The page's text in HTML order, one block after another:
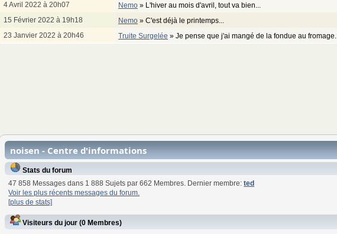
4 Avril 2022 à 20h07
Nemo » L'hiver au mois d'avril, tout va bien...
15 Février 2022 à 19h18
Nemo » C'est déjà le printemps...
23 Janvier 2022 à 20h46
Truite Surgelée » Je pense que j'ai mangé de la fondue au fromage.
noisen - Centre d'informations
Stats du forum
47 858 Messages dans 1 888 Sujets par 662 Membres. Dernier membre:ted
Voir les plus récents messages du forum.
[plus de stats]
Visiteurs du jour (0 Membres)